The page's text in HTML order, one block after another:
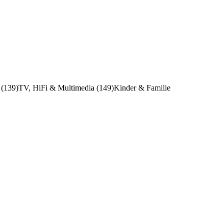
TV, HiFi & Multimedia (149)Kinder & Familie